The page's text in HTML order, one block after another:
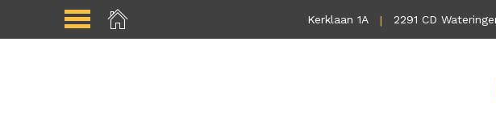
Kerklaan 1A 2291 CD